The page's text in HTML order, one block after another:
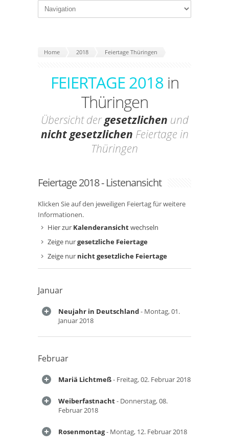
Home 2018 Feiertage Thüringen
FEIERTAGE 2018 in
Thüringen
Übersicht dergesetzlichen und
nicht gesetzlichen Feiertage in
Thüringen
Feiertage 2018 - Listenansicht
Klicken Sie auf den jeweiligen Feiertag für weitere
Informationen.
Hier zur Kalenderansichtwechseln
Zeige nurgesetzliche Feiertage
Zeige nur nicht gesetzliche Feiertage
Januar
Neujahr in Deutschland- Montag, 01.
Januar 2018
Februar
Mariä Lichtmeß- Freitag, 02. Februar 2018
Weiberfastnacht- Donnerstag, 08.
Februar 2018
Rosenmontag- Montag, 12. Februar 2018